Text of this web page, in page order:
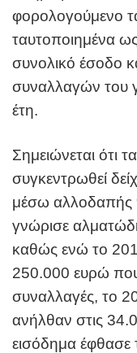
φορολογούμενο
ταυτοποιημένα
συνολικό έσοδο
συναλλαγών του
έτη.
Σημειώνεται ότι
συγκεντρωθεί
μέσω αλλοδαπής
γνώρισε
καθώς ενώ το
250.000 ευρώ
συναλλαγές, το
ανήλθαν στις
εισόδημα έφθασε